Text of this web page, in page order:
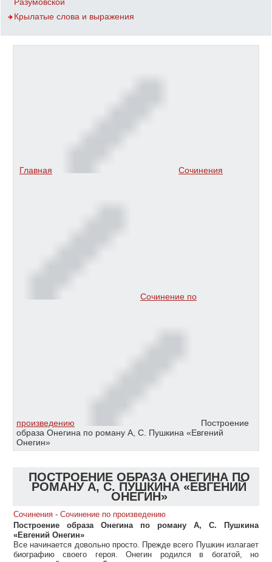
Крылатые слова и выражения
Главная Сочинения
Сочинение по
произведению
Построение
образа Онегина по роману А, С. Пушкина «Евгений
Онегин»
ПОСТРОЕНИЕ ОБРАЗА ОНЕГИНА ПО
РОМАНУ А, С. ПУШКИНА «ЕВГЕНИЙ
ОНЕГИН»
Сочинения - Сочинение по произведению
Построение образа Онегина по роману А, С. Пушкина
«Евгений Онегин»
Все начинается довольно просто. Прежде всего Пушкин излагает
биографию своего героя. Онегин родился в богатой, но